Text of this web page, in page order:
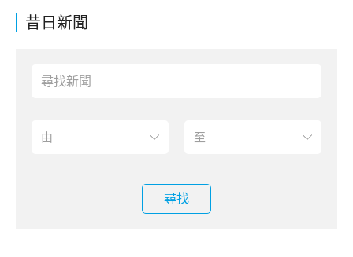
昔日新聞
尋找